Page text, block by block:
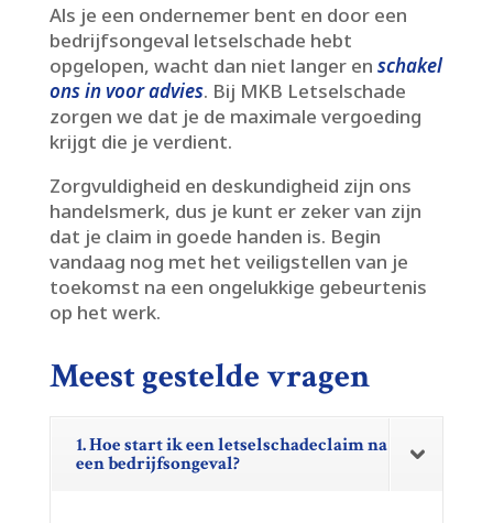
Als je een ondernemer bent en door een
bedrijfsongeval letselschade hebt
opgelopen, wacht dan niet langer en schakel
ons in voor advies.​ Bij MKB Letselschade
zorgen we dat je de maximale vergoeding
krijgt die je verdient.​
Zorgvuldigheid en deskundigheid zijn ons
handelsmerk, dus je kunt er zeker van zijn
dat je claim in goede handen is.​ Begin
vandaag nog met het veiligstellen van je
toekomst na een ongelukkige gebeurtenis
op het werk.​
Meest gestelde vragen
1. Hoe start ik een letselschadeclaim na
een bedrijfsongeval?